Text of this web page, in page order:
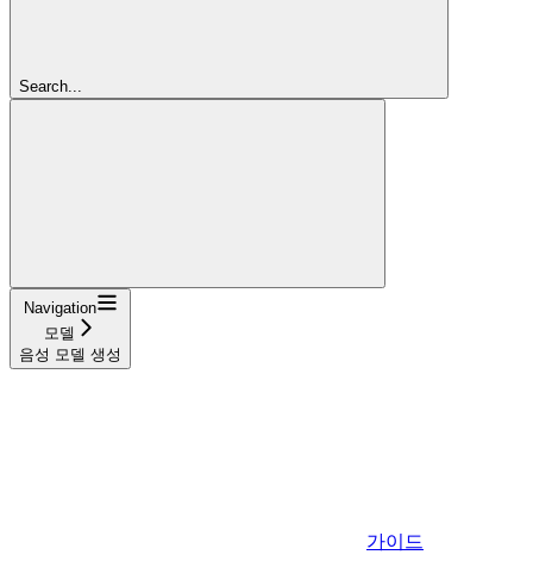
Search...
Navigation
모델
음성 모델 생성
가이드